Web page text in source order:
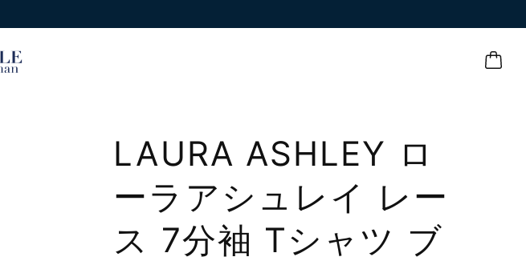
LAURA ASHLEY ロ
ーラアシュレイ レー
ス 7分袖 Tシャツ ブ